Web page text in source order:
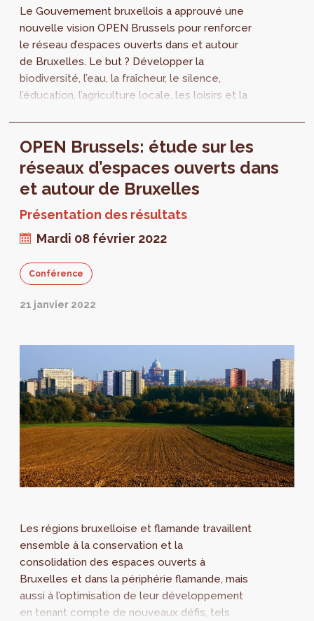
Le Gouvernement bruxellois a approuvé une
nouvelle vision OPEN Brussels pour renforcer
le réseau d’espaces ouverts dans et autour
de Bruxelles. Le but ? Développer la
biodiversité, l’eau, la fraîcheur, le silence,
l’éducation, l’agriculture locale, les loisirs et la
Bruxelles Environnement et la Région
flamande. Une brochure de synthèse de cette
étude est maintenant disponible.
OPEN Brussels: étude sur les
réseaux d’espaces ouverts dans
et autour de Bruxelles
Présentation des résultats
Mardi 08 février 2022
Conférence
21 janvier 2022
Les régions bruxelloise et flamande travaillent
ensemble à la conservation et la
consolidation des espaces ouverts à
Bruxelles et dans la périphérie flamande, mais
aussi à l’optimisation de leur développement
en tenant compte de nouveaux défis, tels